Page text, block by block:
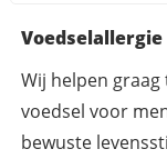
Wij helpen
voedsel voor
bewuste